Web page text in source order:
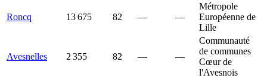
Roncq 13 675 82 — —
Métropole
Européenne de
Lille
Avesnelles 2 355 82 — —
Communauté
de communes
Cœur de
l'Avesnois